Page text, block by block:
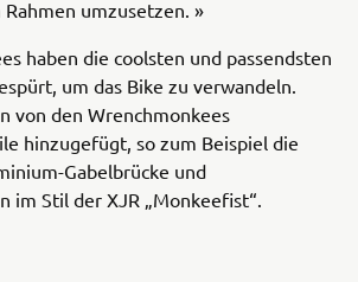
umzusetzen. »
haben die coolsten und passendsten
um das Bike zu verwandeln.
von den Wrenchmonkees
hinzugefügt, so zum Beispiel die
Gabelbrücke und
im Stil der XJR „Monkeefist“.